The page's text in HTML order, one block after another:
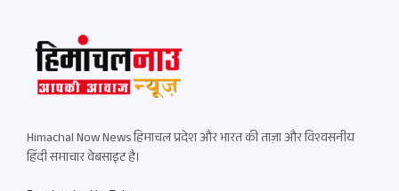
Himachal Now News हिमाचल प्रदेश और भारत की ताज़ा और विश्वसनीय
हिंदी समाचार वेबसाइट है।